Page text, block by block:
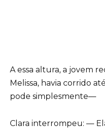
A essa altura, a jovem
Melissa, havia corrido
pode simplesmente—
Clara interrompeu: —